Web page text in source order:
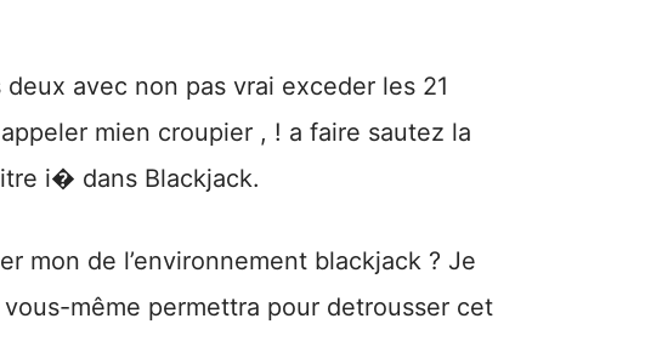
avec non pas vrai exceder les 21
mien croupier , ! a faire sautez la
i� dans Blackjack.
mon de l’environnement blackjack ? Je
même permettra pour detrousser cet